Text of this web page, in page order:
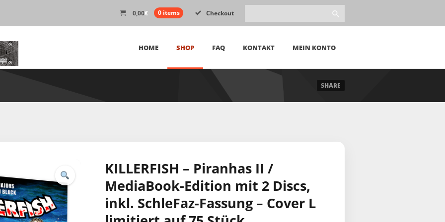
0,00€ 0 items Checkout
HOME SHOP FAQ KONTAKT MEIN KONTO
SHARE
KILLERFISH – Piranhas II /
MediaBook-Edition mit 2 Discs,
inkl. SchleFaz-Fassung – Cover L